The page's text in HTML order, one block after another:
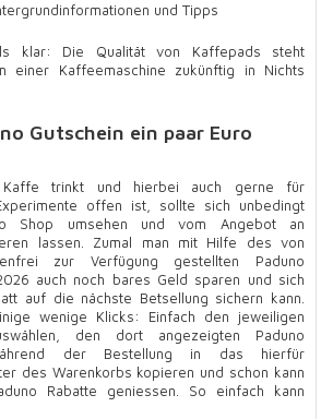
und Tipps
klar: Die Qualität von Kaffepads steht
einer Kaffeemaschine zukünftig in Nichts
Gutschein ein paar Euro
trinkt und hierbei auch gerne für
offen ist, sollte sich unbedingt
Shop umsehen und vom Angebot an
lassen. Zumal man mit Hilfe des von
zur Verfügung gestellten Paduno
auch noch bares Geld sparen und sich
auf die nächste Betsellung sichern kann.
wenige Klicks: Einfach den jeweiligen
den dort angezeigten Paduno
der Bestellung in das hierfür
des Warenkorbs kopieren und schon kann
Rabatte geniessen. So einfach kann